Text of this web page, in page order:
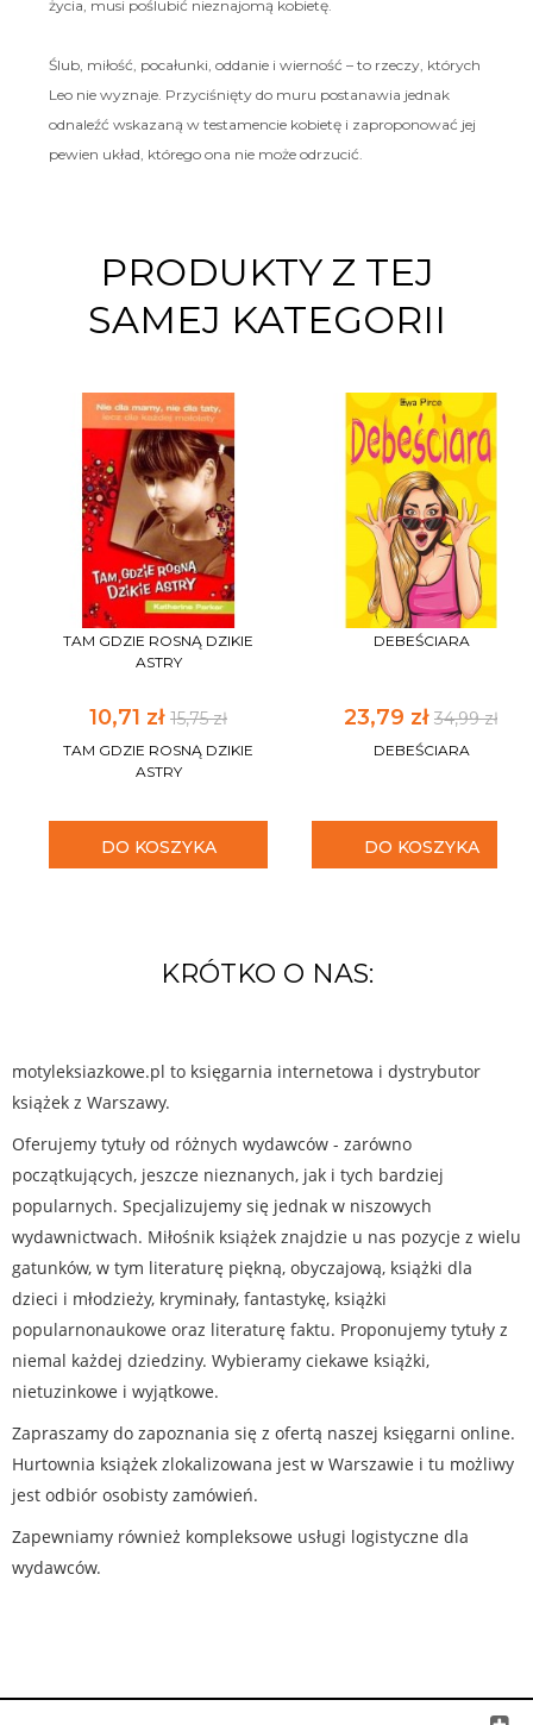
życia, musi poślubić nieznajomą kobietę.
Ślub, miłość, pocałunki, oddanie i wierność – to rzeczy, których
Leo nie wyznaje. Przyciśnięty do muru postanawia jednak
odnaleźć wskazaną w testamencie kobietę i zaproponować jej
pewien układ, którego ona nie może odrzucić.
PRODUKTY Z TEJ
SAMEJ KATEGORII
TAM GDZIE ROSNĄ DZIKIE
ASTRY
10,71 zł 15,75 zł
TAM GDZIE ROSNĄ DZIKIE
ASTRY
DO KOSZYKA
DEBEŚCIARA
23,79 zł 34,99 zł
DEBEŚCIARA
DO KOSZYKA
KRÓTKO O NAS:
motyleksiazkowe.pl to księgarnia internetowa i dystrybutor
książek z Warszawy.
Oferujemy tytuły od różnych wydawców - zarówno
początkujących, jeszcze nieznanych, jak i tych bardziej
popularnych. Specjalizujemy się jednak w niszowych
wydawnictwach. Miłośnik książek znajdzie u nas pozycje z wielu
gatunków, w tym literaturę piękną, obyczajową, książki dla
dzieci i młodzieży, kryminały, fantastykę, książki
popularnonaukowe oraz literaturę faktu. Proponujemy tytuły z
niemal każdej dziedziny. Wybieramy ciekawe książki,
nietuzinkowe i wyjątkowe.
Zapraszamy do zapoznania się z ofertą naszej księgarni online.
Hurtownia książek zlokalizowana jest w Warszawie i tu możliwy
jest odbiór osobisty zamówień.
Zapewniamy również kompleksowe usługi logistyczne dla
wydawców.